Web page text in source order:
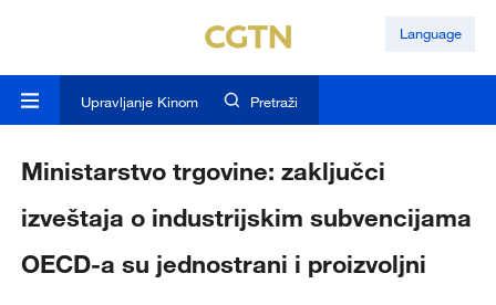
Language
Upravljanje Kinom Pretraži
Ministarstvo trgovine: zaključci
izveštaja o industrijskim subvencijama
OECD-a su jednostrani i proizvoljni